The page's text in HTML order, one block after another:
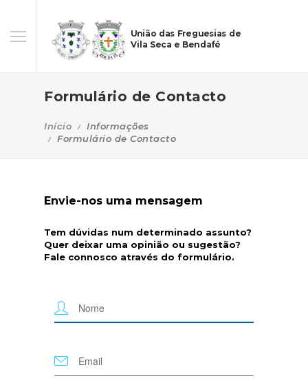
União das Freguesias de
Vila Seca e Bendafé
Formulário de Contacto
Início
Informações
Formulário de Contacto
Envie-nos uma mensagem
Tem dúvidas num determinado assunto?
Quer deixar uma opinião ou sugestão?
Fale connosco através do formulário.